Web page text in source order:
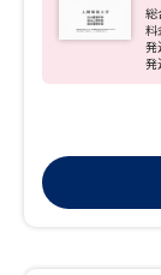
総
料
発
発